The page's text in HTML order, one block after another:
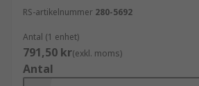
RS-artikelnummer 280-5692
Antal (1 enhet)
791,50 kr(exkl. moms)
Antal